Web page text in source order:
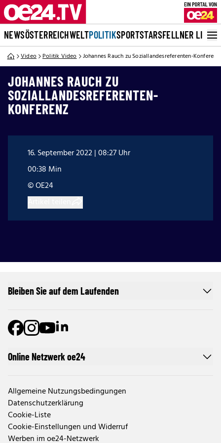
NEWSÖSTERREICHWELTPOLITIKSPORTSTARSFELLNER LIVE
Video Politik Video Johannes Rauch zu Soziallandesreferenten-Konferenz
JOHANNES RAUCH ZU
SOZIALLANDESREFERENTEN-
KONFERENZ
16. September 2022 | 08:27 Uhr
00:38 Min
© OE24
Online Netzwerk oe24
Allgemeine Nutzungsbedingungen
Datenschutzerklärung
Cookie-Liste
Cookie-Einstellungen und Widerruf
Werben im oe24-Netzwerk
Bleiben Sie auf dem Laufenden